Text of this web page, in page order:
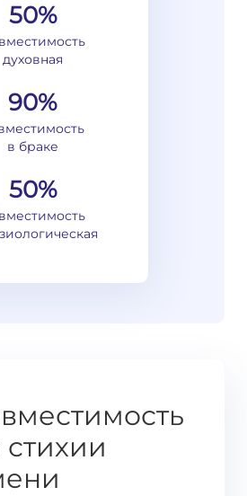
50%
духовная
90%
в браке
50%
стихии